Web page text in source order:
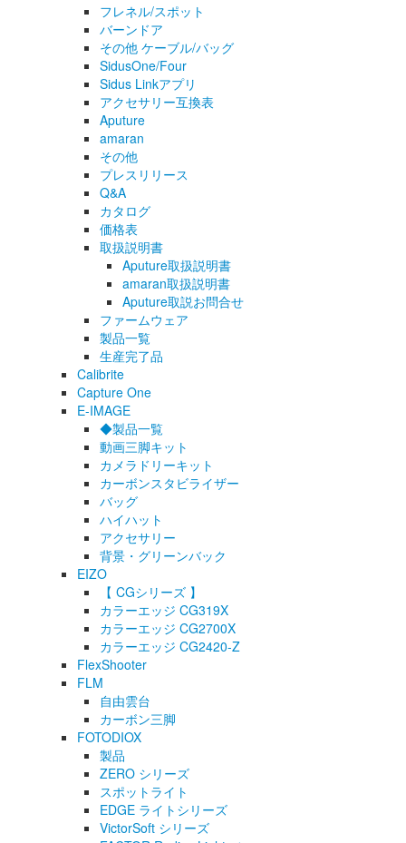
フレネル/スポット
バーンドア
その他 ケーブル/バッグ
SidusOne/Four
Sidus Linkアプリ
アクセサリー互換表
Aputure
amaran
その他
プレスリリース
Q&A
カタログ
価格表
取扱説明書
Aputure取扱説明書
amaran取扱説明書
Aputure取説お問合せ
ファームウェア
製品一覧
生産完了品
Calibrite
Capture One
E-IMAGE
◆製品一覧
動画三脚キット
カメラドリーキット
カーボンスタビライザー
バッグ
ハイハット
アクセサリー
背景・グリーンバック
EIZO
【 CGシリーズ 】
カラーエッジ CG319X
カラーエッジ CG2700X
カラーエッジ CG2420-Z
FlexShooter
FLM
自由雲台
カーボン三脚
FOTODIOX
製品
ZERO シリーズ
スポットライト
EDGE ライトシリーズ
VictorSoft シリーズ